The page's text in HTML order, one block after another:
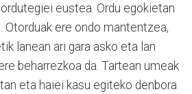
eustea. Ordu egokietan
Otorduak ere ondo mantentzea,
lanean ari gara asko eta lan
beharrezkoa da. Tartean umeak
eta haiei kasu egiteko denbora